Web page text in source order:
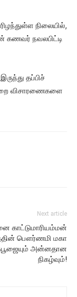
நிலையில்,
கணவர் நவலபிட்டி
தப்பிச்
விசாரணைகளை
Next article
காட்டுமாரியம்மன்
பௌர்ணமி மகா
அன்னதான
நிகழ்வும்!